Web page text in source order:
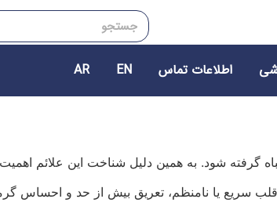
اطلاعات تماس EN
AR
گرفته شود. به همین دلیل شناخت این علائم اهمیت
قلب سریع یا نامنظم، تعریق بیش از حد و احساس